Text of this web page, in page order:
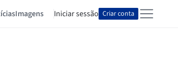
Imagens Iniciar sessão Criar conta